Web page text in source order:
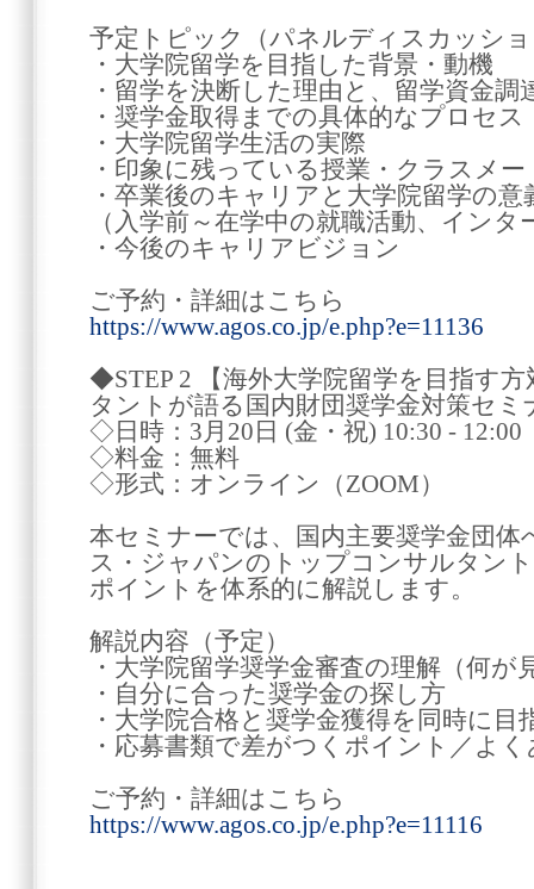
予定トピック（パネルディスカッシ
・大学院留学を目指した背景・動機
・留学を決断した理由と、留学資金調
・奨学金取得までの具体的なプロセス
・大学院留学生活の実際
・印象に残っている授業・クラスメー
・卒業後のキャリアと大学院留学の意
（入学前～在学中の就職活動、インタ
・今後のキャリアビジョン
ご予約・詳細はこちら
https://www.agos.co.jp/e.php?e=11136
◆STEP 2 【海外大学院留学を目指す
タントが語る国内財団奨学金対策セミ
◇日時：3月20日 (金・祝) 10:30 - 12:00
◇料金：無料
◇形式：オンライン（ZOOM）
本セミナーでは、国内主要奨学金団
ス・ジャパンのトップコンサルタン
ポイントを体系的に解説します。
解説内容（予定）
・大学院留学奨学金審査の理解（何が
・自分に合った奨学金の探し方
・大学院合格と奨学金獲得を同時に
・応募書類で差がつくポイント／よ
ご予約・詳細はこちら
https://www.agos.co.jp/e.php?e=11116